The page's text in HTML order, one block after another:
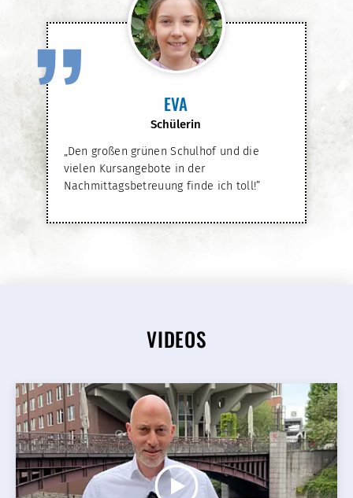
” EVA
Schülerin
„Den großen grünen Schulhof und die
vielen Kursangebote in der
Nachmittagsbetreuung finde ich toll!”
VIDEOS